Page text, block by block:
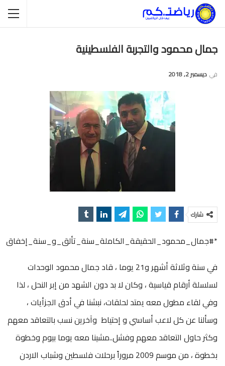
جمال محمود والتجربة الفلسطينية
في ديسمبر 2, 2018
شارك
*#جمال_محمود_الحقيقة_الكاملة_سنة_تألق_و_سنة_إخفاق
في سنة وثلاثة أشهر و21 يوما ، قاد جمال محمود الوحدات
لسلسلة أرقام قياسية ، وكان لا بد دون الشهد من إبر النحل ، لذا
وفي لقاء مطول معه يمتد لحلقات، نبشنا في أدق الجزأيات ،
وسألنا عن كل لاعب أساسي و إحتياط وآخرين نسب بالتعاقد معهم
وكثر حاول التعاقد معهم وفشل..مشينا معه يوما بيوم وخطوة
بخطوة ، من موسم 2009 مروراً برحلات فلسطين وشباب الاردن